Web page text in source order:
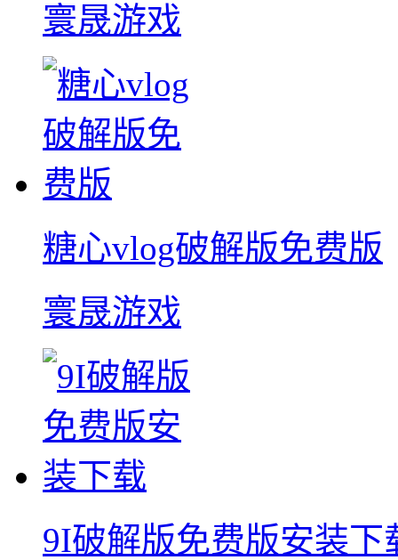
寰晟游戏
糖心vlog破解版免费版
寰晟游戏
9I破解版免费版安装下